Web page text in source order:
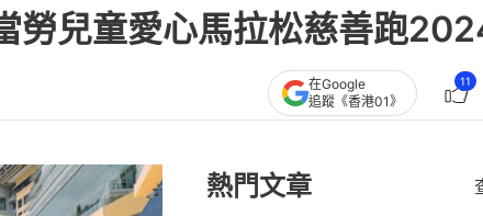
勞兒童愛心馬拉松慈善跑
在Google
追蹤《香港01》
11
熱門文章